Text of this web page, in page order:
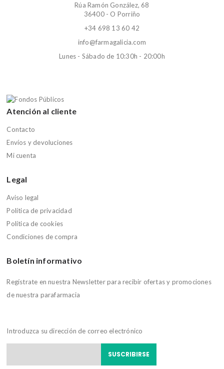
Rúa Ramón González, 68
36400 - O Porriño
+34 698 13 60 42
info@farmagalicia.com
Lunes - Sábado de 10:30h - 20:00h
Atención al cliente
Contacto
Envíos y devoluciones
Mi cuenta
Legal
Aviso legal
Política de privacidad
Política de cookies
Condiciones de compra
Boletín informativo
Regístrate en nuestra Newsletter para recibir ofertas y promociones
de nuestra parafarmacia
Introduzca su dirección de correo electrónico
SUSCRIBIRSE